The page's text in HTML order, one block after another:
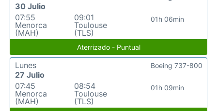
30 Julio
07:55
Menorca
(MAH)
09:01
Toulouse
(TLS)
01h 06min
Aterrizado - Puntual
Lunes
27 Julio
07:45
Menorca
(MAH)
08:54
Toulouse
(TLS)
01h 09min
Boeing 737-800